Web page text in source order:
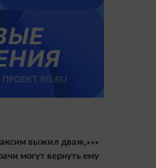
выжил дважды.
могут вернуть ему